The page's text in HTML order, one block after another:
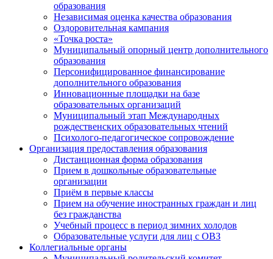
образования
Независимая оценка качества образования
Оздоровительная кампания
«Точка роста»
Муниципальный опорный центр дополнительного
образования
Персонифицированное финансирование
дополнительного образования
Инновационные площадки на базе
образовательных организаций
Муниципальный этап Международных
рождественских образовательных чтений
Психолого-педагогическое сопровождение
Организация предоставления образования
Дистанционная форма образования
Прием в дошкольные образовательные
организации
Приём в первые классы
Прием на обучение иностранных граждан и лиц
без гражданства
Учебный процесс в период зимних холодов
Образовательные услуги для лиц с ОВЗ
Коллегиальные органы